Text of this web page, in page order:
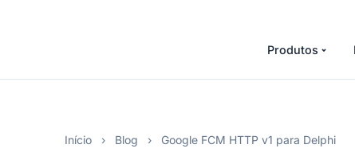
Produtos
Início › Blog › Google FCM HTTP v1 para Delphi